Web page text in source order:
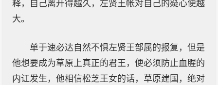
释，自己离开得越久，左贤王帐对自己的疑心便越
大。
单于速必达自然不惧左贤王部属的报复，但是
他想要成为草原上真正的君王，便必须防止血腥的
内讧发生，他相信松芝王女的话，草原建国，绝对